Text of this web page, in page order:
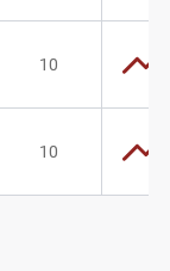
10
10